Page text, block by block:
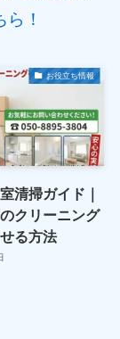
！
お役立ち情報
清掃ガイド｜
クリーニング
る方法